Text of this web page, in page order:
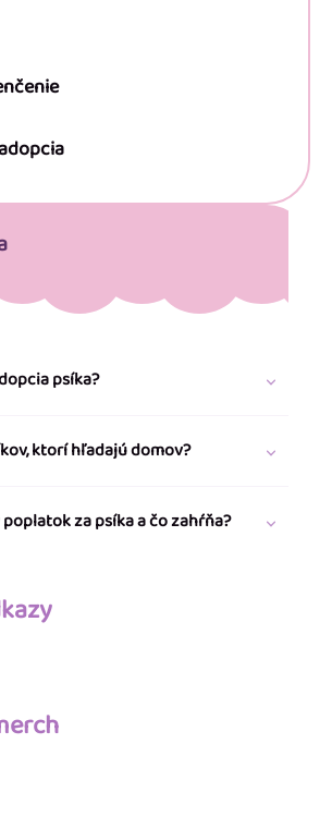
psíka?
ktorí hľadajú domov?
za psíka a čo zahŕňa?